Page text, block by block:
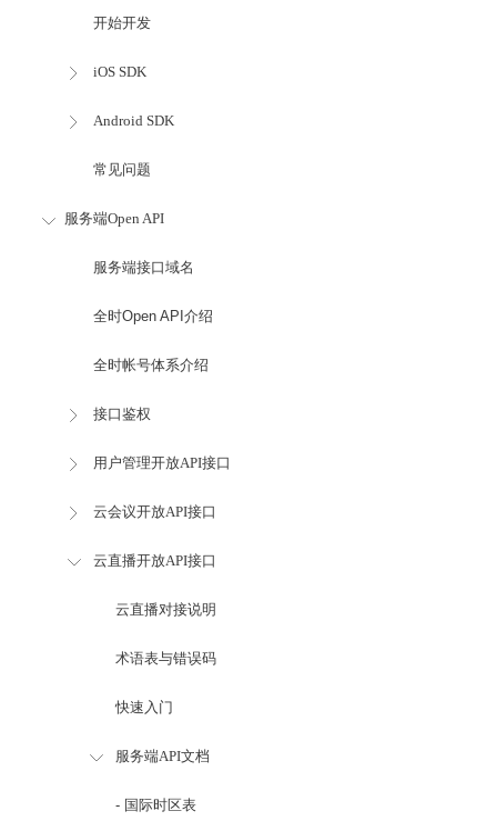
开始开发
iOS SDK
Android SDK
常见问题
服务端Open API
服务端接口域名
全时Open API介绍
全时帐号体系介绍
接口鉴权
用户管理开放API接口
云会议开放API接口
云直播开放API接口
云直播对接说明
术语表与错误码
快速入门
服务端API文档
- 国际时区表